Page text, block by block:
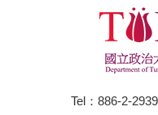
Tel：886-2-